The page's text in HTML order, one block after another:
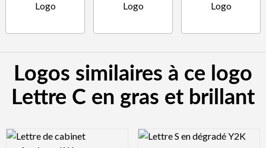
Logos similaires à ce logo
Lettre C en gras et brillant
Logo Preview Image Logo Preview Image